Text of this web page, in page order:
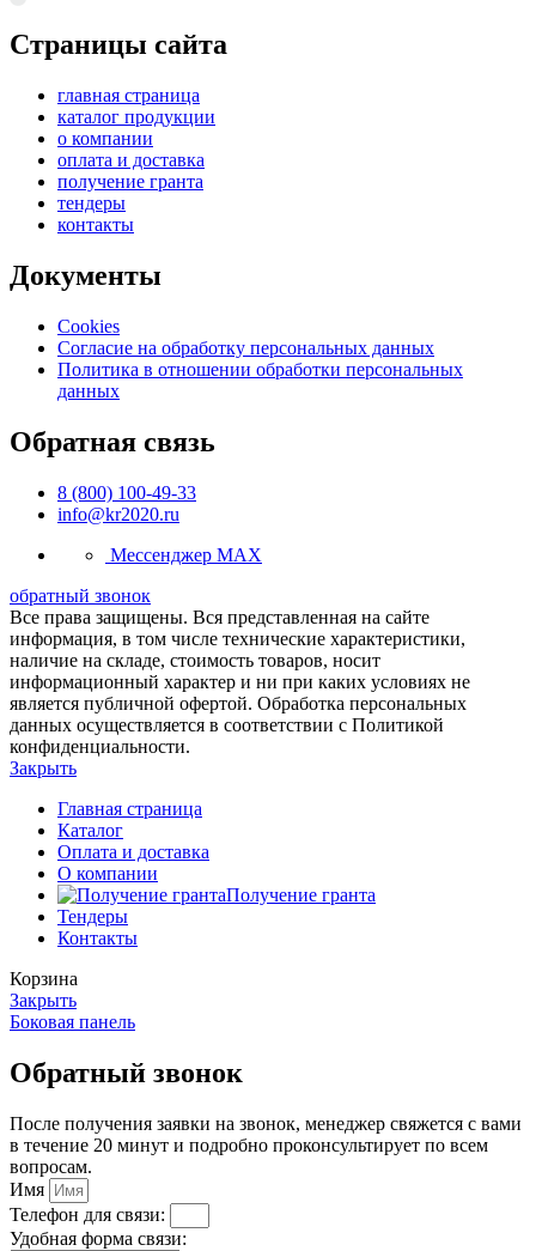
Страницы сайта
главная страница
каталог продукции
о компании
оплата и доставка
получение гранта
тендеры
контакты
Документы
Cookies
Согласие на обработку персональных данных
Политика в отношении обработки персональных
данных
Обратная связь
8 (800) 100-49-33
info@kr2020.ru
Мессенджер MAX
обратный звонок
Все права защищены. Вся представленная на сайте
информация, в том числе технические характеристики,
наличие на складе, стоимость товаров, носит
информационный характер и ни при каких условиях не
является публичной офертой. Обработка персональных
данных осуществляется в соответствии с Политикой
конфиденциальности.
Закрыть
Главная страница
Каталог
Оплата и доставка
О компании
Получение гранта
Тендеры
Контакты
Корзина
Закрыть
Боковая панель
Обратный звонок
После получения заявки на звонок, менеджер свяжется с вами
в течение 20 минут и подробно проконсультирует по всем
вопросам.
Имя
Телефон для связи:
Удобная форма связи: